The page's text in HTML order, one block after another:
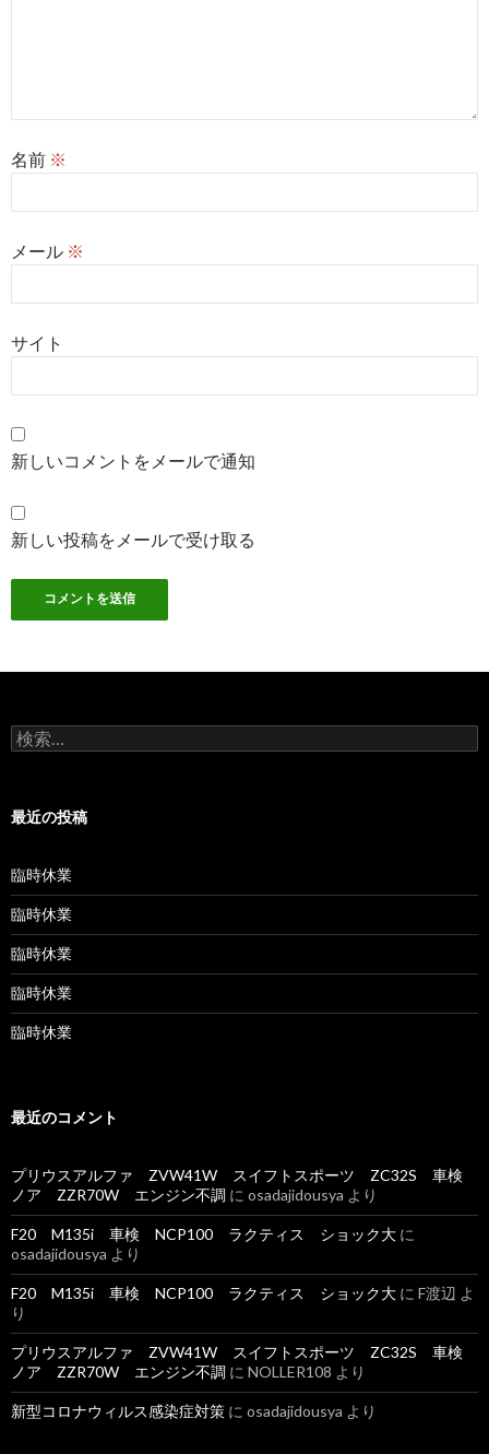
名前 ※
メール ※
サイト
新しいコメントをメールで通知
新しい投稿をメールで受け取る
検
索:
最近の投稿
臨時休業
臨時休業
臨時休業
臨時休業
臨時休業
最近のコメント
プリウスアルファ ZVW41W スイフトスポーツ ZC32S 車検
ノア ZZR70W エンジン不調 に osadajidousya より
F20 M135i 車検 NCP100 ラクティス ショック大 に
osadajidousya より
F20 M135i 車検 NCP100 ラクティス ショック大 に F渡辺 よ
り
プリウスアルファ ZVW41W スイフトスポーツ ZC32S 車検
ノア ZZR70W エンジン不調 に NOLLER108 より
新型コロナウィルス感染症対策 に osadajidousya より